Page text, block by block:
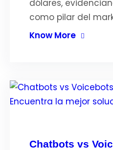
dólares,
como pilar del
Know More
Chatbots vs